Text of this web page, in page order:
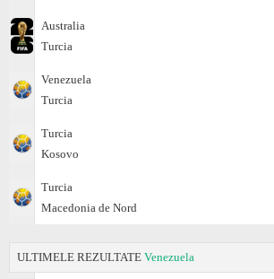
Australia
Turcia
Venezuela
Turcia
Turcia
Kosovo
Turcia
Macedonia de Nord
ULTIMELE REZULTATE Venezuela